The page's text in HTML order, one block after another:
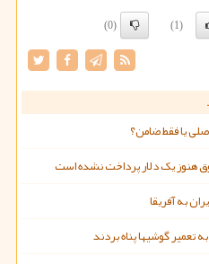
(1)
(0)
یا فقط ضامن؟
تعمیر گوشیها پناه بردند